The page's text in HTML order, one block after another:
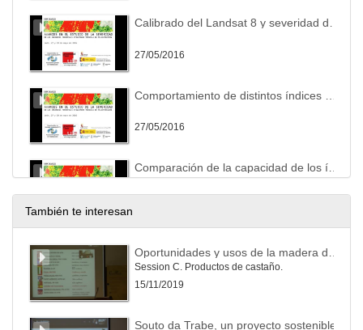
27/05/2016
27/05/2016
Comparativa y determinación de umbrales operativos de clasificación para la Comunidad Valenciana
27/05/2016
También te interesan
Session C. Productos de castaño.
15/11/2019
Souto da Trabe, un proyecto sostenible.